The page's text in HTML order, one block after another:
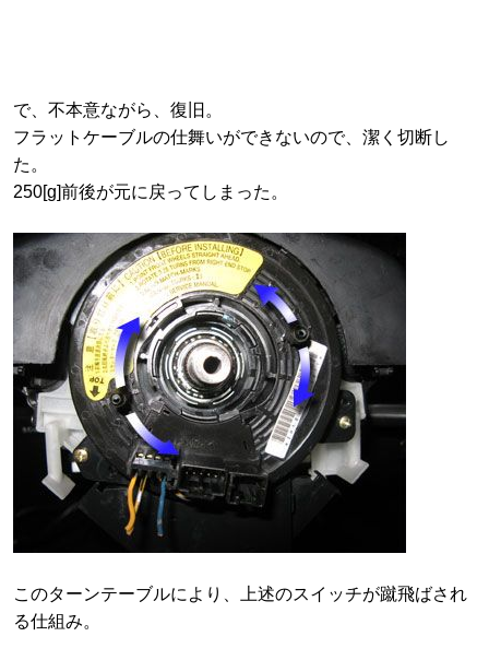
で、不本意ながら、復旧。
フラットケーブルの仕舞いができないので、潔く切断し
た。
250[g]前後が元に戻ってしまった。
このターンテーブルにより、上述のスイッチが蹴飛ばされ
る仕組み。